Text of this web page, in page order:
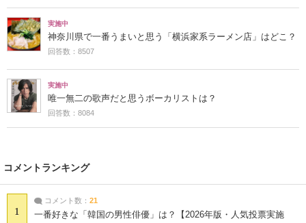
実施中
神奈川県で一番うまいと思う「横浜家系ラーメン店」はどこ？
回答数：8507
実施中
唯一無二の歌声だと思うボーカリストは？
回答数：8084
コメントランキング
1
コメント数： 21
一番好きな「韓国の男性俳優」は？【2026年版・人気投票実施